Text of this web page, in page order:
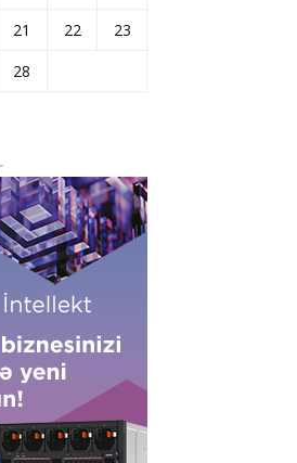
21 22
23
28